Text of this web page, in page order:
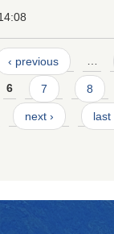
‹ previous …
6 7 8
next › last